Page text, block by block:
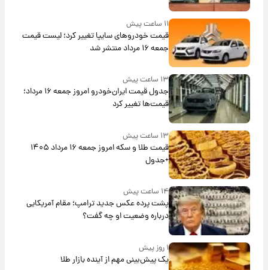
۱۱ ساعت پیش
قیمت خودروهای سایپا تغییر کرد؛ لیست قیمت
جمعه ۱۶ مرداد منتشر شد
۱۳ ساعت پیش
جدول قیمت ایران‌خودرو امروز جمعه ۱۶ مرداد؛
قیمت‌ها تغییر کرد
۱۳ ساعت پیش
قیمت طلا و سکه امروز جمعه ۱۶ مرداد ۱۴۰۵
+جدول
۱۴ ساعت پیش
پشت پرده عکس جدید ترامپ؛ مقام آمریکایی
درباره وضعیت او چه گفت؟
۱ روز پیش
یک پیش‌بینی مهم از آینده بازار طلا